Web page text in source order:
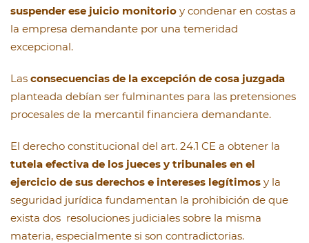
suspender ese juicio monitorio y condenar en costas a
la empresa demandante por una temeridad
excepcional.
Las consecuencias de la excepción de cosa juzgada
planteada debían ser fulminantes para las pretensiones
procesales de la mercantil financiera demandante.
El derecho constitucional del art. 24.1 CE a obtener la
tutela efectiva de los jueces y tribunales en el
ejercicio de sus derechos e intereses legítimos y la
seguridad jurídica fundamentan la prohibición de que
exista dos resoluciones judiciales sobre la misma
materia, especialmente si son contradictorias.